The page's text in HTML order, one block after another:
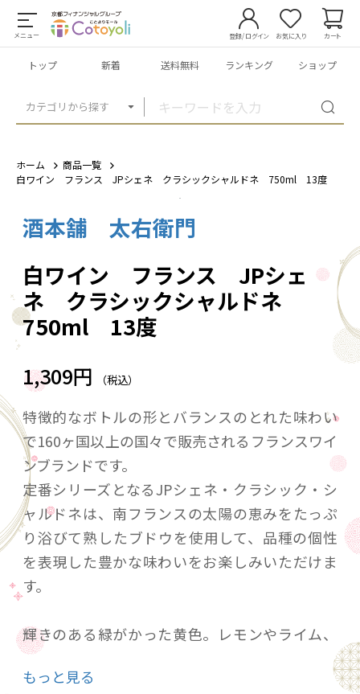
メニュー
カテゴリから探す
登録/ログイン お気に入り カート
トップ 新着 送料無料 ランキング ショップ
ホーム
商品一覧
白ワイン フランス JPシェネ クラシックシャルドネ 750ml 13度
酒本舗 太右衛門
白ワイン フランス JPシェ
ネ クラシックシャルドネ
750ml 13度
1,309円 （税込）
特徴的なボトルの形とバランスのとれた味わい
で160ヶ国以上の国々で販売されるフランスワイ
ンブランドです。
定番シリーズとなるJPシェネ・クラシック・シ
ャルドネは、南フランスの太陽の恵みをたっぷ
り浴びて熟したブドウを使用して、品種の個性
を表現した豊かな味わいをお楽しみいただけま
す。
輝きのある緑がかった黄色。レモンやライム、
アプリコットの爽やかで甘酸っぱく、白い花の
やわらかい香りが特徴。
もっと見る